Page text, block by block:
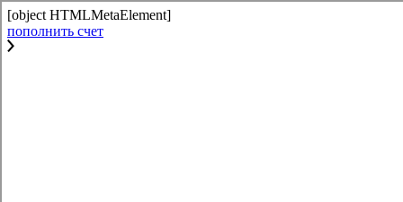
[object HTMLMetaElement]
пополнить счет